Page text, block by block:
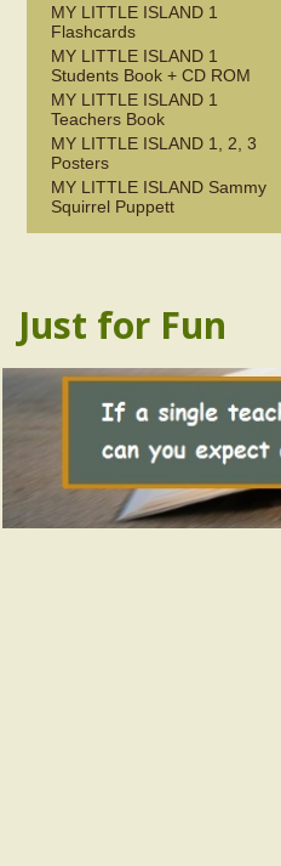
MY LITTLE ISLAND 1
Flashcards
MY LITTLE ISLAND 1
Students Book + CD ROM
MY LITTLE ISLAND 1
Teachers Book
MY LITTLE ISLAND 1, 2, 3
Posters
MY LITTLE ISLAND Sammy
Squirrel Puppett
Just for Fun